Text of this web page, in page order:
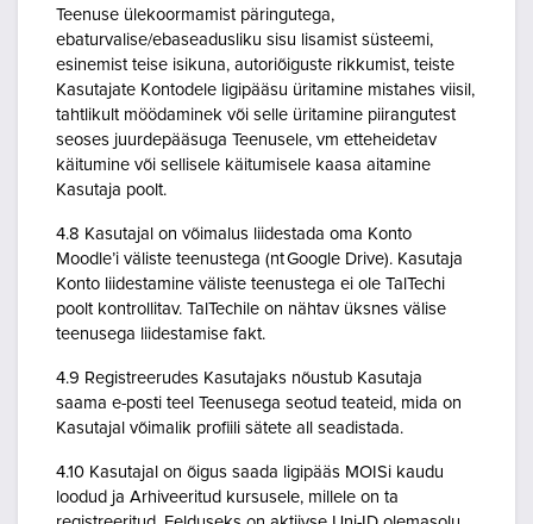
Teenuse ülekoormamist päringutega,
ebaturvalise/ebaseadusliku sisu lisamist süsteemi,
esinemist teise isikuna, autoriõiguste rikkumist, teiste
Kasutajate Kontodele ligipääsu üritamine mistahes viisil,
tahtlikult möödaminek või selle üritamine piirangutest
seoses juurdepääsuga Teenusele, vm etteheidetav
käitumine või sellisele käitumisele kaasa aitamine
Kasutaja poolt.
4.8 Kasutajal on võimalus liidestada oma Konto
Moodle’i väliste teenustega (nt Google Drive). Kasutaja
Konto liidestamine väliste teenustega ei ole TalTechi
poolt kontrollitav. TalTechile on nähtav üksnes välise
teenusega liidestamise fakt.
4.9 Registreerudes Kasutajaks nõustub Kasutaja
saama e-posti teel Teenusega seotud teateid, mida on
Kasutajal võimalik profiili sätete all seadistada.
4.10 Kasutajal on õigus saada ligipääs MOISi kaudu
loodud ja Arhiveeritud kursusele, millele on ta